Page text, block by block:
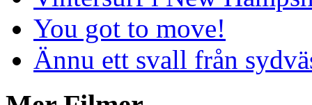
You got to move!
Ännu ett svall från